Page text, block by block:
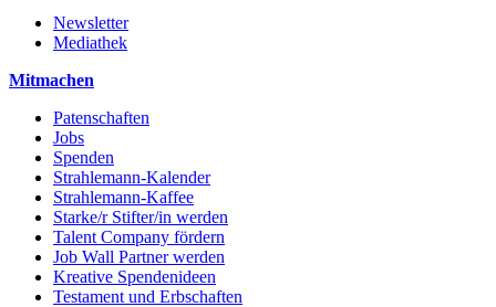
Newsletter
Mediathek
Mitmachen
Patenschaften
Jobs
Spenden
Strahlemann-Kalender
Strahlemann-Kaffee
Starke/r Stifter/in werden
Talent Company fördern
Job Wall Partner werden
Kreative Spendenideen
Testament und Erbschaften